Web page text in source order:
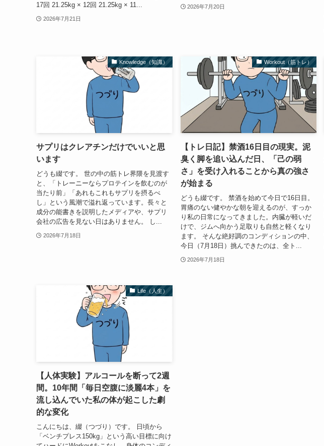
17回 21.25kg × 12回 21.25kg × 11...
2026年7月21日
2026年7月20日
Knowledge（知識）
サプリはクレアチンだけでいいと思
います
どうも綴です。 世の中の筋トレ界隈を見渡す
と、「トレーニーならプロテインを飲むのが
当たり前」「あれもこれもサプリを摂るべ
し」という風潮で溢れ返っています。長々と
成分の能書きを説明したメディアや、サプリ
会社の広告を見ない日はありません。 し...
2026年7月18日
Workout（筋トレ）
【トレ日記】禁酒16日目の現実。泥
臭く脚を追い込んだ日、「己の弱
さ」を受け入れることから真の強さ
が始まる
どうも綴です。 禁酒を始めて今日で16日目。
胃痛のない健やかな朝を迎えるのが、すっか
り私の日常になってきました。内臓が軽いだ
けで、ジムへ向かう足取りも自然と軽くなり
ます。 そんな絶好調のコンディションの中、
今日（7月18日）挑んできたのは、全ト...
2026年7月18日
Life（人生）
【人体実験】アルコールを断って2週
間。10年間「毎日空腹に淡麗4本」を
流し込んでいた私の体が起こした劇
的な変化
こんにちは、綴（つづり）です。 日頃から
「ベンチプレス150kg」という高い目標に向け